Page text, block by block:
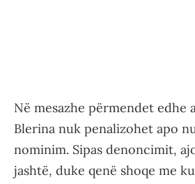
Në mesazhe përmendet edhe
Blerina nuk penalizohet apo
nominim. Sipas denoncimit,
jashtë, duke qenë shoqe me